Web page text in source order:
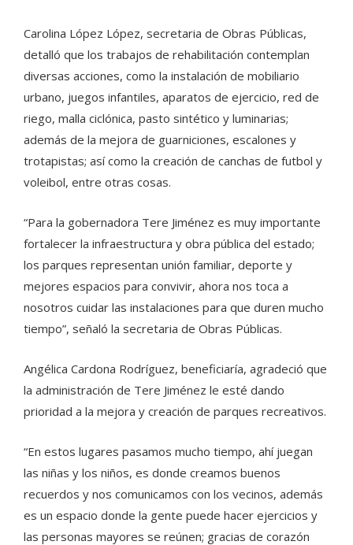
Carolina López López, secretaria de Obras Públicas,
detalló que los trabajos de rehabilitación contemplan
diversas acciones, como la instalación de mobiliario
urbano, juegos infantiles, aparatos de ejercicio, red de
riego, malla ciclónica, pasto sintético y luminarias;
además de la mejora de guarniciones, escalones y
trotapistas; así como la creación de canchas de futbol y
voleibol, entre otras cosas.
“Para la gobernadora Tere Jiménez es muy importante
fortalecer la infraestructura y obra pública del estado;
los parques representan unión familiar, deporte y
mejores espacios para convivir, ahora nos toca a
nosotros cuidar las instalaciones para que duren mucho
tiempo”, señaló la secretaria de Obras Públicas.
Angélica Cardona Rodríguez, beneficiaría, agradeció que
la administración de Tere Jiménez le esté dando
prioridad a la mejora y creación de parques recreativos.
“En estos lugares pasamos mucho tiempo, ahí juegan
las niñas y los niños, es donde creamos buenos
recuerdos y nos comunicamos con los vecinos, además
es un espacio donde la gente puede hacer ejercicios y
las personas mayores se reúnen; gracias de corazón